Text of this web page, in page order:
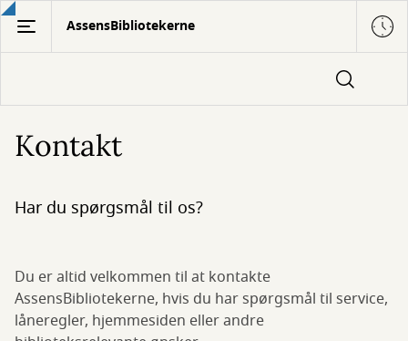
Gå
hovedindhold
AssensBibliotekerne
Kontakt
Har du spørgsmål til os?
Du er altid velkommen til at kontakte
AssensBibliotekerne, hvis du har spørgsmål til service,
låneregler, hjemmesiden eller andre